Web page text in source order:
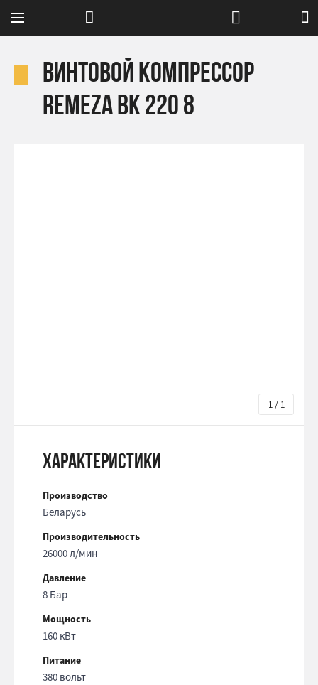
Винтовой компрессор
Remeza ВК 220 8
1 / 1
Характеристики
Производство
Беларусь
Производительность
26000 л/мин
Давление
8 Бар
Мощность
160 кВт
Питание
380 вольт